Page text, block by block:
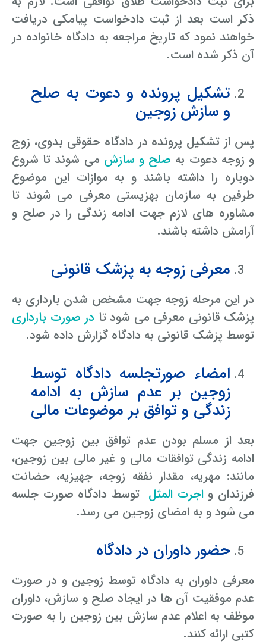
ذکر است بعد از ثبت دادخواست پیامکی دریافت
خواهند نمود که تاریخ مراجعه به دادگاه خانواده در
آن ذکر شده است.
تشکیل پرونده و دعوت به صلح
و سازش زوجین
پس از تشکیل پرونده در دادگاه حقوقی بدوی، زوج
و زوجه دعوت به صلح و سازش می شوند تا شروع
دوباره را داشته باشند و به موازات این موضوع
طرفین به سازمان بهزیستی معرفی می شوند تا
مشاوره های لازم جهت ادامه زندگی را در صلح و
آرامش داشته باشند.
معرفی زوجه به پزشک قانونی
در این مرحله زوجه جهت مشخص شدن بارداری به
پزشک قانونی معرفی می شود تا در صورت بارداری
توسط پزشک قانونی به دادگاه گزارش داده شود.
امضاء صورتجلسه دادگاه توسط
زوجین بر عدم سازش به ادامه
زندگی و توافق بر موضوعات مالی
بعد از مسلم بودن عدم توافق بین زوجین جهت
ادامه زندگی توافقات مالی و غیر مالی بین زوجین،
مانند: مهریه، مقدار نفقه زوجه، جهیزیه، حضانت
فرزندان واجرت المثل توسط دادگاه صورت جلسه
می شود و به امضای زوجین می رسد.
حضور داوران در دادگاه
معرفی داوران به دادگاه توسط زوجین و در صورت
عدم موفقیت آن ها در ایجاد صلح و سازش، داوران
موظف به اعلام عدم سازش بین زوجین را به صورت
کتبی ارائه کنند.